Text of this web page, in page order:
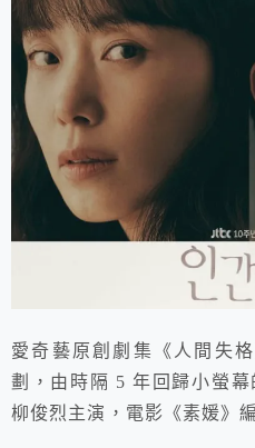
愛奇藝原創劇集《人間失
劃，由時隔 5 年回歸小螢
柳俊烈主演，電影《素媛》